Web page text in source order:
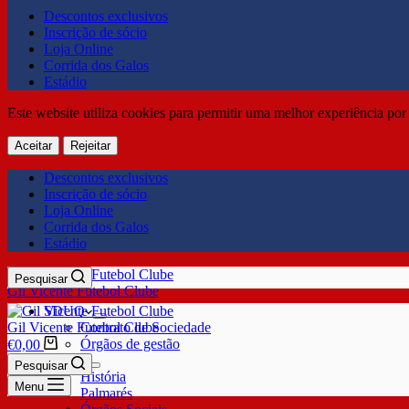
Descontos exclusivos
Inscrição de sócio
Loja Online
Corrida dos Galos
Estádio
Este website utiliza cookies para permitir uma melhor experiência
Aceitar Rejeitar
Descontos exclusivos
Inscrição de sócio
Loja Online
Corrida dos Galos
Estádio
Gil Vicente Futebol Clube
Pesquisar
SDUQ
Contrato de Sociedade
Órgãos de gestão
Clube
História
Palmarés
Gil Vicente Futebol Clube
€0,00
Pesquisar
Menu